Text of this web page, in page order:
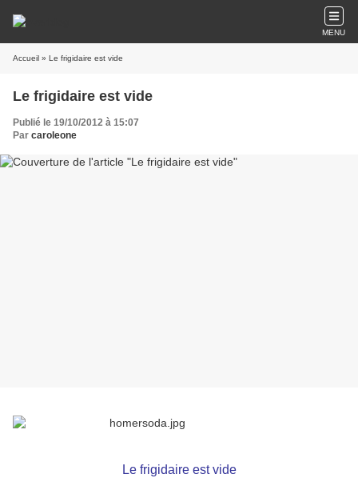
MENU
Accueil » Le frigidaire est vide
Le frigidaire est vide
Publié le 19/10/2012 à 15:07
Par caroleone
Le frigidaire est vide